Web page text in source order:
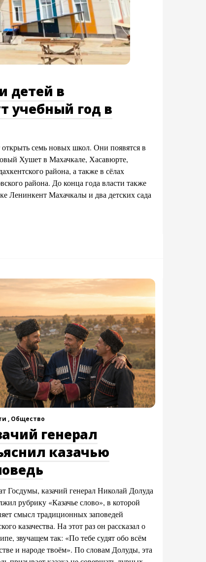
детей в
учебный год в
семь новых школ. Они появятся в
Хушет в Махачкале, Хасавюрте,
района, а также в сёлах
района. До конца года власти также
Ленинкент Махачкалы и два детских сада
, Общество
генерал
казачью
Госдумы, казачий генерал Николай Долуда
рубрику «Казачье слово», в которой
смысл традиционных заповедей
казачества. На этот раз он рассказал о
звучащем так: «По тебе судят обо всём
и народе твоём». По словам Долуды, эта